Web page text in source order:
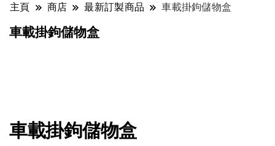
主頁 商店 最新訂製商品 車載掛鉤儲物盒
車載掛鉤儲物盒
車載掛鉤儲物盒